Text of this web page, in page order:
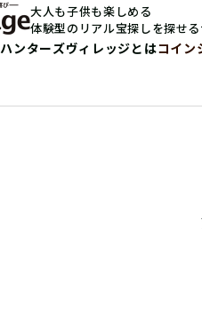
大人も子供も楽しめる
体験型のリアル宝探しを探せ
ハンターズヴィレッジとはコイン